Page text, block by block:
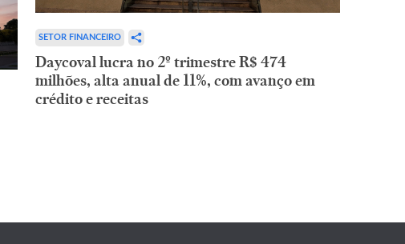
SETOR FINANCEIRO
Daycoval lucra no 2º trimestre R$ 474
milhões, alta anual de 11%, com avanço em
crédito e receitas